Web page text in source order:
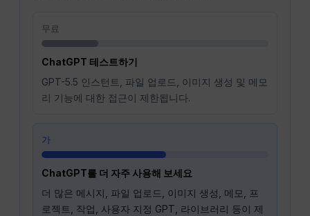
무료
ChatGPT 테스트하기
GPT-5.5 인스턴트, 파일 업로드, 이미지 생성 및 메모
리 기능에 대한 접근이 제한됩니다.
가
ChatGPT를 더 자주 사용해 보세요
더 많은 메시지, 파일 업로드, 이미지 생성, 메모, 프
로젝트, 작업, 사용자 지정 GPT, 라이브러리 등이 제